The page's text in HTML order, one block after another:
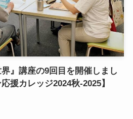
界』講座の9回目を開催しまし
援カレッジ2024秋-2025】